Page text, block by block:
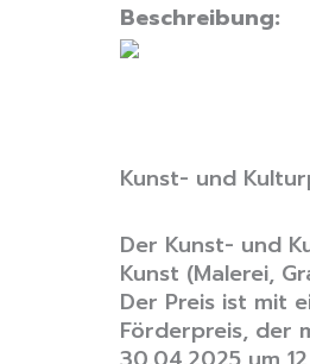
Beschreibung:
Kunst- und
Der Kunst- und
Kunst (Malerei,
Der Preis ist mit
Förderpreis, der